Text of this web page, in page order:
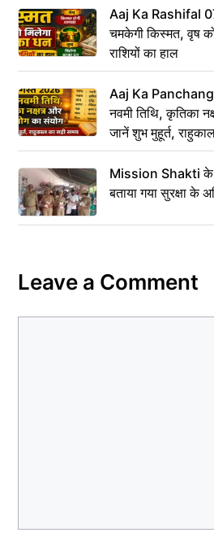
Aaj Ka Rashifal
चमकेगी किस्मत, वृष
राशियों का हाल
Aaj Ka
नवमी तिथि, कृतिका
जानें शुभ मुहूर्त,
Mission Shakti के
बताया गया सुरक्षा के
Leave a Comment